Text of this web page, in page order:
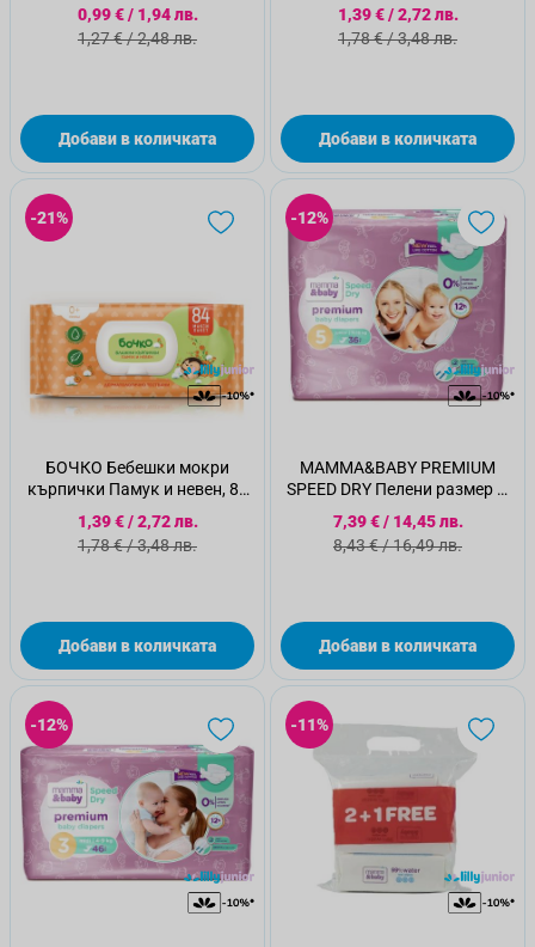
Специална цена
0,99 €/ 1,94 лв.
Стандартна цена
1,27 €/2,48 лв.
Добави в количката
смрадлика, 84 бр
Специална цена
1,39 €/2,72 лв.
Стандартна цена
1,78 €/3,48 лв.
Добави в количката
-21%
БОЧКО Бебешки мокри
кърпички Памук и невен, 84
бр
Специална цена
1,39 €/2,72 лв.
Стандартна цена
1,78 €/3,48 лв.
Добави в количката
-12%
MAMMA&BABY PREMIUM
SPEED DRY Пелени размер 5,
11-16кг, 36 бр
Специална цена
7,39 €/ 14,45 лв.
Стандартна цена
8,43 €/16,49 лв.
Добави в количката
-12% -11%